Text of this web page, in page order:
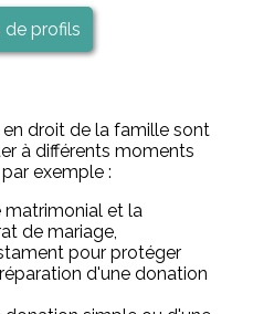
de profils
droit de la famille sont
à différents moments
exemple :
matrimonial et la
de mariage,
pour protéger
d'une donation